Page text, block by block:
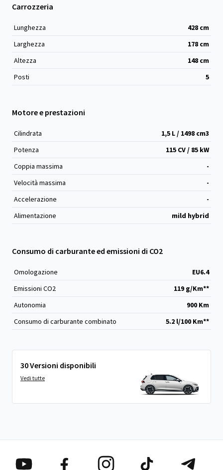
Carrozzeria
Lunghezza 428 cm
Larghezza
178 cm
Altezza
148 cm
Posti
5
Motore e prestazioni
Cilindrata 1,5 L / 1498 cm3
Potenza
115 CV / 85 kW
Coppia massima
-
Velocità massima
-
Accelerazione
-
Alimentazione
mild hybrid
Consumo di carburante ed emissioni di CO2
Omologazione
EU6.4
Emissioni CO2
119 g/Km**
Autonomia
900 Km
Consumo di carburante combinato
5.2 l/100 Km**
30 Versioni disponibili
Vedi tutte